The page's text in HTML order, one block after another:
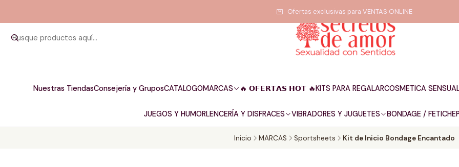
Nuestras TiendasConsejería y GruposCATALOGOMARCAS 🔥 𝗢𝗙𝗘𝗥𝗧𝗔𝗦 𝗛𝗢𝗧 🔥KITS PARA REGALARCOSMETICA
JUEGOS Y HUMORLENCERÍA Y DISFRACES VIBRADORES Y JUGUETES BONDAGE / FETICHE
Ofertas exclusivas para VENTAS ONLINE
Inicio MARCAS Sportsheets Kit de Inicio Bondage Encantado